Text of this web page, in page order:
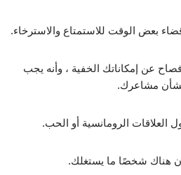
بعض الوقت للاستمتاع والاسترخاء.
عن إمكاناتك الخفية ، وأنه يجب
بشأن مشاعرك.
العلاقات الرومانسية أو الحب.
هناك شخصًا ما يستغلك.